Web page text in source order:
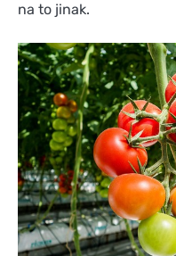
na to jinak.